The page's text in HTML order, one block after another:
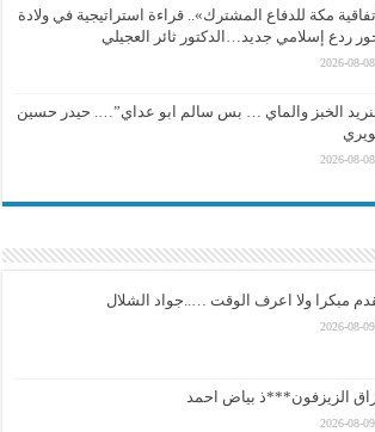
مكة للدفاع المشترك».. قراءة استراتيجية في ولادة
ردع إسلامي جديد…الدكتور ثائر العجيلي
2026-08-08
الخبز والماي … بس سالم ابو عداي”…. حيدر حسين
2026-08-08
مبكرا ولا اعرف الوقت …..جواد الشلال
2026-08-09
الزيزفون***ذ بياض احمد
2026-08-09